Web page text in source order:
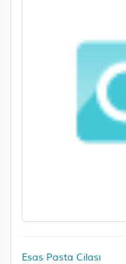
Esas Pasta Cilası